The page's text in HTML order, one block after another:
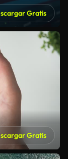
Gratis
Gratis